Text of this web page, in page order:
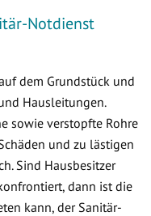
Notdienst
dem Grundstück und
Hausleitungen.
sowie verstopfte Rohre
und zu lästigen
Sind Hausbesitzer
dann ist die
kann, der Sanitär-